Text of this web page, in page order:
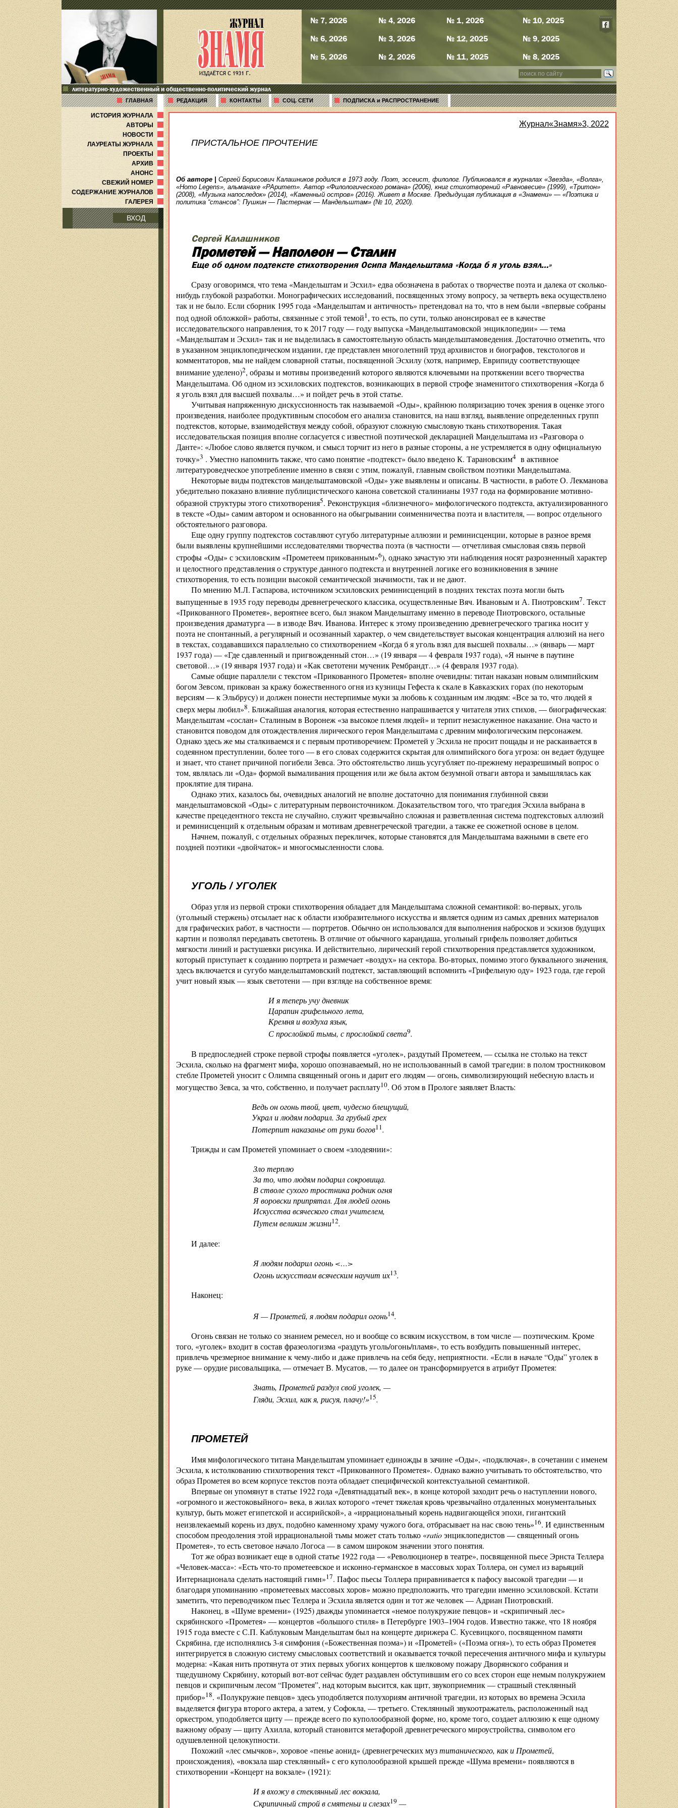
№ 7, 2026
№ 6, 2026
№ 5, 2026
№ 4, 2026
№ 3, 2026
№ 2, 2026
№ 1, 2026
№ 12, 2025
№ 11, 2025
№ 10, 2025
№ 9, 2025
№ 8, 2025
литературно-художественный и общественно-политический журнал
ГЛАВНАЯ РЕДАКЦИЯ КОНТАКТЫ СОЦ. СЕТИ ПОДПИСКА и РАСПРОСТРАНЕНИЕ
ИСТОРИЯ ЖУРНАЛА
АВТОРЫ
НОВОСТИ
ЛАУРЕАТЫ ЖУРНАЛА
ПРОЕКТЫ
АРХИВ
АНОНС
СВЕЖИЙ НОМЕР
СОДЕРЖАНИЕ ЖУРНАЛОВ
ГАЛЕРЕЯ
ВХОД
Журнал«Знамя»3, 2022
ПРИСТАЛЬНОЕ ПРОЧТЕНИЕ
Об авторе
Сергей Борисович Калашников родился в 1973 году. Поэт, эссеист, филолог. Публиковался в журналах «Звезда», «Волга»,
«Homo Legens», альманахе «РАритет». Автор «Филологического романа» (2006), книг стихотворений «Равновесие» (1999), «Тритон»
(2008), «Музыка напоследок» (2014), «Каменный остров» (2016). Живет в Москве. Предыдущая публикация в «Знамени» — «Поэтика и
политика “стансов”: Пушкин — Пастернак — Мандельштам» (№ 10, 2020).
Сергей Калашников
Прометей — Наполеон — Сталин
Еще об одном подтексте стихотворения Осипа Мандельштама «Когда б я уголь взял…»
Сразу оговоримся, что тема «Мандельштам и Эсхил» едва обозначена в работах о творчестве поэта и далека от сколько-
нибудь глубокой разработки. Монографических исследований, посвященных этому вопросу, за четверть века осуществлено
так и не было. Если сборник 1995 года «Мандельштам и античность» претендовал на то, что в нем были «впервые собраны
под одной обложкой» работы, связанные с этой темой1, то есть, по сути, только анонсировал ее в качестве
исследовательского направления, то к 2017 году — году выпуска «Мандельштамовской энциклопедии» — тема
«Мандельштам и Эсхил» так и не выделилась в самостоятельную область мандельштамоведения. Достаточно отметить, что
в указанном энциклопедическом издании, где представлен многолетний труд архивистов и биографов, текстологов и
комментаторов, мы не найдем словарной статьи, посвященной Эсхилу (хотя, например, Еврипиду соответствующее
внимание уделено)2, образы и мотивы произведений которого являются ключевыми на протяжении всего творчества
Мандельштама. Об одном из эсхилов­ских подтекстов, возникающих в первой строфе знаменитого стихотворения «Когда б
я уголь взял для высшей похвалы…» и пойдет речь в этой статье.
Учитывая напряженную дискуссионность так называемой «Оды», крайнюю поляризацию точек зрения в оценке этого
произведения, наиболее продуктивным способом его анализа становится, на наш взгляд, выявление определенных групп
подтекстов, которые, взаимодействуя между собой, образуют сложную смысловую ткань стихотворения. Такая
исследовательская позиция вполне согласуется с известной поэтической декларацией Мандельштама из «Разговора о
Данте»: «Любое слово является пучком, и смысл торчит из него в разные стороны, а не устремляется в одну официальную
точку»3 . Уместно напомнить также, что само понятие «подтекст» было введено К. Тарановским4 в активное
литературоведческое употребление именно в связи с этим, пожалуй, главным свойством поэтики Мандельштама.
Некоторые виды подтекстов мандельштамовской «Оды» уже выявлены и описаны. В частности, в работе О. Лекманова
убедительно показано влияние публицистического канона советской сталинианы 1937 года на формирование мотивно-
образной структуры этого стихотворения5. Реконструкция «близнечного» мифологического подтекста, актуализированного
в тексте «Оды» самим автором и основанного на обыгрывании соименничества поэта и властителя, — вопрос отдельного
обстоятельного разговора.
Еще одну группу подтекстов составляют сугубо литературные аллюзии и реминисценции, которые в разное время
были выявлены крупнейшими исследователями творчества поэта (в частности — отчетливая смысловая связь первой
строфы «Оды» с эсхиловским «Прометеем прикованным»6), однако зачастую эти наблюдения носят разрозненный характер
и целостного представления о структуре данного подтекста и внутренней логике его возникновения в зачине
стихотворения, то есть позиции высокой семантической значимости, так и не дают.
По мнению М.Л. Гаспарова, источником эсхиловских реминисценций в позд­них текстах поэта могли быть
выпущенные в 1935 году переводы древнегрече­ского классика, осуществленные Вяч. Ивановым и А. Пиотровским7. Текст
«Прикованного Прометея», вероятнее всего, был знаком Мандельштаму именно в переводе Пиотровского, остальные
произведения драматурга — в изводе Вяч. Иванова. Интерес к этому произведению древнегреческого трагика носит у
поэта не спонтанный, а регулярный и осознанный характер, о чем свидетельствует высокая концентрация аллюзий на него
в текстах, создававшихся параллельно со стихотворением «Когда б я уголь взял для высшей похвалы…» (январь — март
1937 года) — «Где сдавленный и пригвожденный стон…» (19 января — 4 февраля 1937 года), «Я нынче в паутине
световой…» (19 января 1937 года) и «Как светотени мученик Рембрандт…» (4 февраля 1937 года).
Самые общие параллели с текстом «Прикованного Прометея» вполне очевидны: титан наказан новым олимпийским
богом Зевсом, прикован за кражу божественного огня из кузницы Гефеста к скале в Кавказских горах (по некоторым
версиям — к Эльбрусу) и должен понести нестерпимые муки за любовь к созданным им людям: «Все за то, что людей я
сверх меры любил»8. Ближайшая аналогия, которая естественно напрашивается у читателя этих стихов, — биографическая:
Мандельштам «сослан» Сталиным в Воронеж «за высокое племя людей» и терпит незаслуженное наказание. Она часто и
становится поводом для отождествления лирического героя Мандельштама с древним мифологическим персонажем.
Однако здесь же мы сталкиваемся и с первым противоречием: Прометей у Эсхила не просит пощады и не раскаивается в
содеянном преступлении, более того — в его словах содержится скрытая для олимпийского бога угроза: он ведает будущее
и знает, что станет причиной погибели Зевса. Это обстоятельство лишь усугубляет по-прежнему неразрешимый вопрос о
том, являлась ли «Ода» формой вымаливания прощения или же была актом безумной отваги автора и замышлялась как
проклятие для тирана.
Однако этих, казалось бы, очевидных аналогий не вполне достаточно для понимания глубинной связи
мандельштамовской «Оды» с литературным первоисточником. Доказательством того, что трагедия Эсхила выбрана в
качестве прецедентного текста не случайно, служит чрезвычайно сложная и разветвленная система подтекстовых аллюзий
и реминисценций к отдельным образам и мотивам древнегреческой трагедии, а также ее сюжетной основе в целом.
Начнем, пожалуй, с отдельных образных перекличек, которые становятся для Мандельштама важными в свете его
поздней поэтики «двойчаток» и многосмысленности слова.
УГОЛЬ / УГОЛЕК
Образ угля из первой строки стихотворения обладает для Мандельштама сложной семантикой: во-первых, уголь
(угольный стержень) отсылает нас к области изобразительного искусства и является одним из самых древних материалов
для графических работ, в частности — портретов. Обычно он использовался для выполнения набросков и эскизов будущих
картин и позволял передавать светотень. В отличие от обычного карандаша, угольный грифель позволяет добиться
мягкости линий и растушевки рисунка. И действительно, лирический герой стихотворения представляется художником,
который приступает к созданию портрета и размечает «воздух» на сектора. Во-вторых, помимо этого буквального значения,
здесь включается и сугубо мандельштамовский подтекст, заставляющий вспомнить «Грифельную оду» 1923 года, где герой
учит новый язык — язык светотени — при взгляде на собственное время:
И я теперь учу дневник
Царапин грифельного лета,
Кремня и воздуха язык,
С прослойкой тьмы, с прослойкой света9.
В предпоследней строке первой строфы появляется «уголек», раздутый Прометеем, — ссылка не столько на текст
Эсхила, сколько на фрагмент мифа, хорошо опознаваемый, но не использованный в самой трагедии: в полом тростниковом
стебле Прометей уносит с Олимпа священный огонь и дарит его людям — огонь, символизирующий небесную власть и
могущество Зевса, за что, собственно, и получает расплату10. Об этом в Прологе заявляет Власть:
Ведь он огонь твой, цвет, чудесно блещущий,
Украл и людям подарил. За грубый грех
Потерпит наказанье от руки богов11.
Трижды и сам Прометей упоминает о своем «злодеянии»:
Зло терплю
За то, что людям подарил сокровища.
В стволе сухого тростника родник огня
Я воровски припрятал. Для людей огонь
Искусства всяческого стал учителем,
Путем великим жизни12.
И далее:
Я людям подарил огонь <…>
Огонь искусствам всяческим научит их13.
Наконец:
Я — Прометей, я людям подарил огонь14.
Огонь связан не только со знанием ремесел, но и вообще со всяким искусством, в том числе — поэтическим. Кроме
того, «уголек» входит в состав фразе­ологизма «раздуть уголь/огонь/пламя», то есть возбудить повышенный интерес,
привлечь чрезмерное внимание к чему-либо и даже привлечь на себя беду, неприятности. «Если в начале “Оды” уголек в
руке — орудие рисовальщика, — отмечает В. Мусатов, — то далее он трансформируется в атрибут Прометея:
Знать, Прометей раздул свой уголек, —
Гляди, Эсхил, как я, рисуя, плачу!»15.
ПРОМЕТЕЙ
Имя мифологического титана Мандельштам упоминает единожды в зачине «Оды», «подключая», в сочетании с именем
Эсхила, к истолкованию стихотворения текст «Прикованного Прометея». Однако важно учитывать то обстоятельство, что
образ Прометея во всем корпусе текстов поэта обладает специфиче­ской контекстуальной семантикой.
Впервые он упомянут в статье 1922 года «Девятнадцатый век», в конце которой заходит речь о наступлении нового,
«огромного и жестоковыйного» века, в жилах которого «течет тяжелая кровь чрезвычайно отдаленных монументальных
культур, быть может египетской и ассирийской», а «иррациональный корень надвигающейся эпохи, гигантский
неизвлекаемый корень из двух, подобно каменному храму чужого бога, отбрасывает на нас свою тень»16. И единственным
способом преодоления этой иррациональной тьмы может стать только «ratioэнциклопедистов — священный огонь
Прометея», то есть световое начало Логоса — в самом широком значении этого понятия.
Тот же образ возникает еще в одной статье 1922 года — «Революционер в театре», посвященной пьесе Эрнста Теллера
«Человек-масса»: «Есть что-то прометеевское и исконно-германское в массовых хорах Толлера, он сумел из варьяций
Интернационала сделать настоящий гимн»17. Пафос пьесы Толлера приравнивается к пафосу высокой трагедии — и
благодаря упоминанию «прометеевых массовых хоров» можно предположить, что трагедии именно эсхиловской. Кстати
заметить, что переводчиком пьес Теллера и Эсхила является один и тот же человек — Адриан Пиотровский.
Наконец, в «Шуме времени» (1925) дважды упоминается «немое полукружие певцов» и «скрипичный лес»
скрябинского «Прометея» — концертов «большого стиля» в Петербурге 1903–1904 годов. Известно также, что 18 ноября
1915 года вместе с С.П. Каблуковым Мандельштам был на концерте дирижера С. Кусевицкого, посвященном памяти
Скрябина, где исполнялись 3-я симфония («Божественная поэма») и «Прометей» («Поэма огня»), то есть образ Прометея
интегрируется в сложную систему смысловых соответствий и оказывается точкой пересечения античного мифа и культуры
модерна: «Какая нить протянута от этих первых убогих концертов к шелковому пожару Дворянского собрания и
тщедушному Скрябину, который вот-вот сейчас будет раздавлен обступившим его со всех сторон еще немым полукружием
певцов и скрипичным лесом “Прометея”, над которым высится, как щит, звукоприемник — страшный стеклянный
прибор»18. «Полукружие певцов» здесь уподобляется полухориям античной трагедии, из которых во времена Эсхила
выделяется фигура второго актера, а затем, у Софокла, — третьего. Стеклянный звукоотражатель, расположенный над
оркестром, уподобляется щиту — прежде всего по куполообразной форме, но, кроме того, создает аллюзию к еще одному
важному образу — щиту Ахилла, который становится метафорой древнегреческого мироустройства, символом его
одушевленной целокупности.
Похожий «лес смычков», хоровое «пенье аонид» (древнегреческих музтитанического, как и Прометей,
происхождения), «вокзала шар стеклянный» с его куполообразной крышей прежде «Шума времени» появляются в
стихотворении «Концерт на вокзале» (1921):
И я вхожу в стеклянный лес вокзала,
Скрипичный строй в смятеньи и слезах19 —